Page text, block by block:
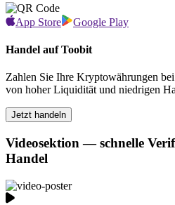
App Store Google Play
Handel auf Toobit
Zahlen Sie Ihre Kryptowährungen
von hoher Liquidität und niedrigen
Jetzt handeln
Videosektion — schnelle
Handel